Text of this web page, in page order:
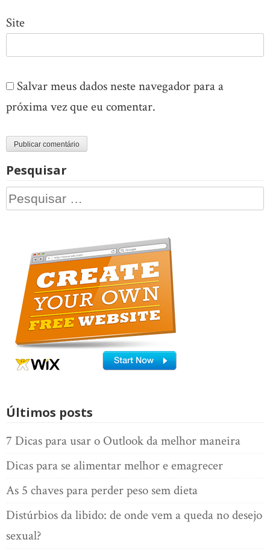
Site
Salvar meus dados neste navegador para a
próxima vez que eu comentar.
Pesquisar
Pesquisar
Últimos posts
7 Dicas para usar o Outlook da melhor maneira
Dicas para se alimentar melhor e emagrecer
As 5 chaves para perder peso sem dieta
Distúrbios da libido: de onde vem a queda no desejo
sexual?